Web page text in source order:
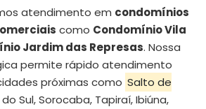
atendimento em condomínios
como Condomínio Vila
Jardim das Represas. Nossa
permite rápido atendimento
próximas como Salto de
do Sul, Sorocaba, Tapiraí, Ibiúna,